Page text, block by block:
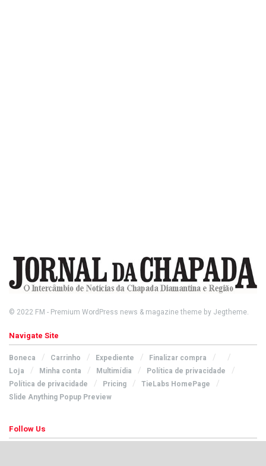
© 2022 FM - Premium WordPress news & magazine theme by Jegtheme.
Navigate Site
Boneca Carrinho Expediente
Finalizar compra
Loja
Minha conta Multimídia
Política de privacidade
Política de privacidade
Pricing
TieLabs HomePage
Slide Anything Popup Preview
Follow Us